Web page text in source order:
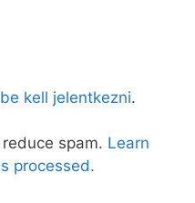
be kell jelentkezni.
spam. Learn
processed.